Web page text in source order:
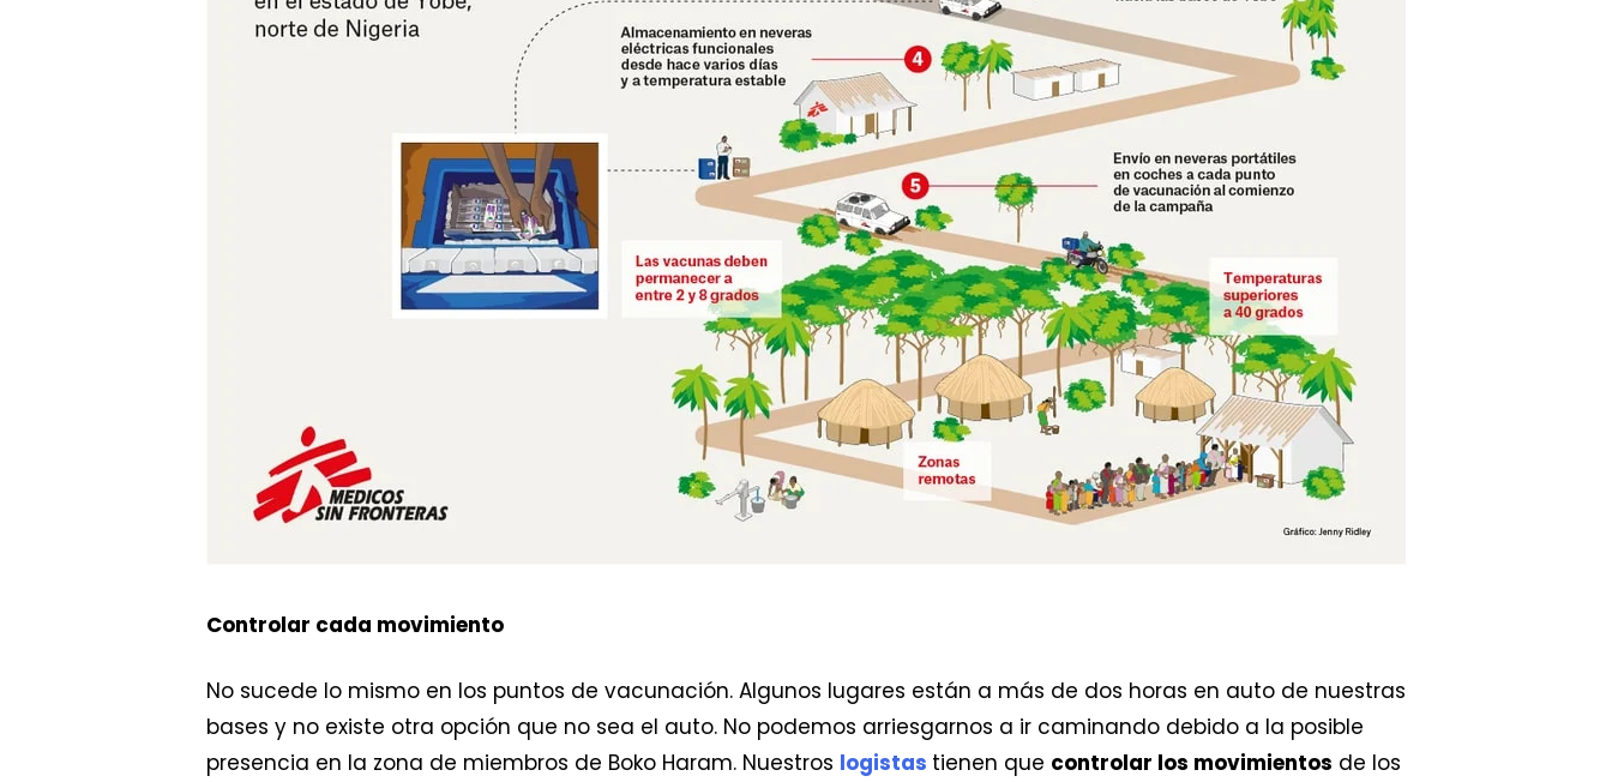
Controlar cada movimiento
No sucede lo mismo en los puntos de vacunación. Algunos lugares están a más de dos horas en auto de nuestras
bases y no existe otra opción que no sea el auto. No podemos arriesgarnos a ir caminando debido a la posible
presencia en la zona de miembros de Boko Haram. Nuestros logistas tienen que controlar los movimientos de los